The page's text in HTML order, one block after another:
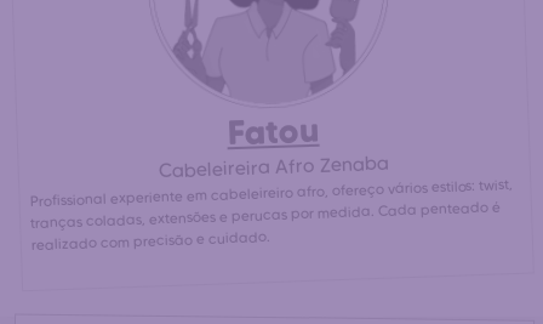
Fatou
Cabeleireira Afro Zenaba
Profissional experiente em cabeleireiro afro, ofereço vários estilos: twist,
tranças coladas, extensões e perucas por medida. Cada penteado é
realizado com precisão e cuidado.